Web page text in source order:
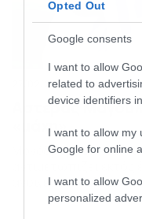
Opted Out
Google consents
I want to allow
related to
device identifiers
I want to allow my
Google for online
I want to allow
personalized
27/02/2014 17:14
Αστέρας
«μάχη»
Μονόδρομος η νίκη
ανοίγει την αυλαία
League (28/02 18:00